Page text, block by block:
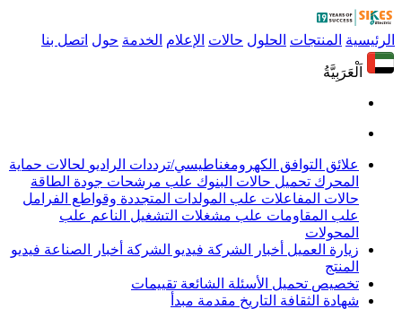
الرئيسية المنتجات الحلول حالات الإعلام الخدمة حول اتصل بنا
اَلْعَرَبِيَّةُ
علائق التوافق الكهرومغناطيسي/ترددات الراديو لحالات حماية
المحرك تحميل حالات البنوك علب مرشحات جودة الطاقة
حالات المفاعلات علب المولدات المتجددة وقواطع الفرامل
علب المقاومات علب مشغلات التشغيل الناعم علب
المحولات
زيارة العميل أخبار الشركة فيديو الشركة أخبار الصناعة فيديو
المنتج
تخصيص تحميل الأسئلة الشائعة تقييمات
شهادة الثقافة التاريخ مقدمة مبدأ